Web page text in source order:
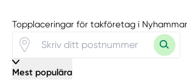
Topplaceringar för takföretag i Nyhammar
Mest populära